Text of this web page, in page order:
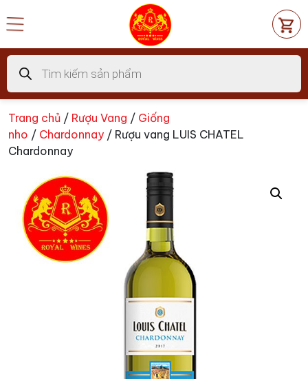
đến
dung
Tìm
kiếm
sản
phẩm
Trang chủ / Rượu Vang / Giống
nho / Chardonnay / Rượu vang LUIS CHATEL
Chardonnay